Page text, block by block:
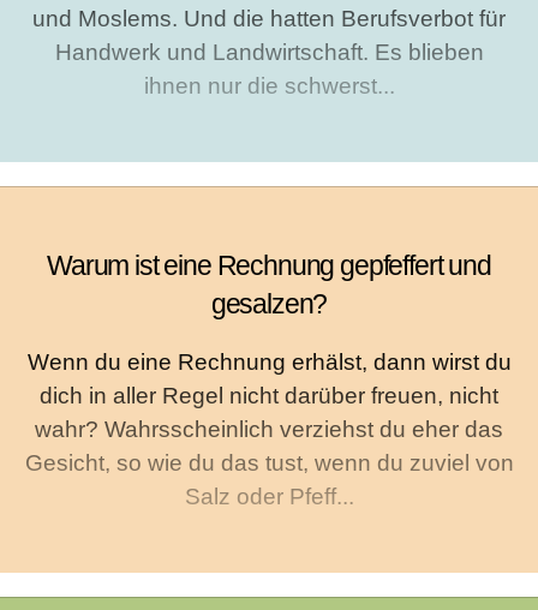
und Moslems. Und die hatten Berufsverbot für
Handwerk und Landwirtschaft. Es blieben
ihnen nur die schwerst...
Warum ist eine Rechnung gepfeffert und
gesalzen?
Wenn du eine Rechnung erhälst, dann wirst du
dich in aller Regel nicht darüber freuen, nicht
wahr? Wahrsscheinlich verziehst du eher das
Gesicht, so wie du das tust, wenn du zuviel von
Salz oder Pfeff...